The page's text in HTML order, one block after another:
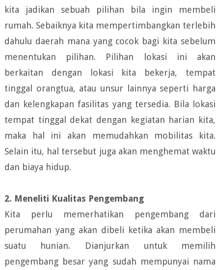
kita jadikan sebuah pilihan bila ingin membeli
rumah. Sebaiknya kita mempertimbangkan terlebih
dahulu daerah mana yang cocok bagi kita sebelum
menentukan pilihan. Pilihan lokasi ini akan
berkaitan dengan lokasi kita bekerja, tempat
tinggal orangtua, atau unsur lainnya seperti harga
dan kelengkapan fasilitas yang tersedia. Bila lokasi
tempat tinggal dekat dengan kegiatan harian kita,
maka hal ini akan memudahkan mobilitas kita.
Selain itu, hal tersebut juga akan menghemat waktu
dan biaya hidup.
2. Meneliti Kualitas Pengembang
Kita perlu memerhatikan pengembang dari
perumahan yang akan dibeli ketika akan membeli
suatu hunian. Dianjurkan untuk memilih
pengembang besar yang sudah mempunyai nama